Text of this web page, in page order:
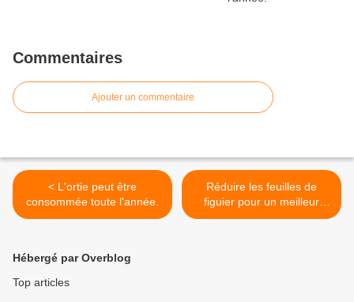
Commentaires
Ajouter un commentaire
< L'ortie peut être
consommée toute l'année.
Réduire les feuilles de
figuier pour un meilleur
rendement >
Hébergé par Overblog
Top articles